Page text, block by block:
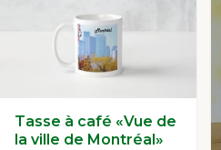
Tasse à café «Vue de
la ville de Montréal»